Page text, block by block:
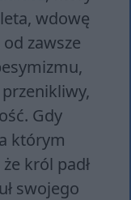
wdowę
zawsze
Gdy
którym
król padł
swojego